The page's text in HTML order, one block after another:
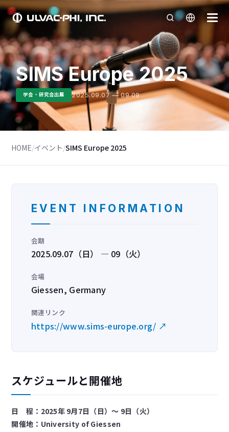
SIMS Europe 2025
学会・研究会出展 2025.09.07 — 09.09
HOME/イベント/SIMS Europe 2025
EVENT INFORMATION
会期
2025.09.07（日） — 09（火）
会場
Giessen, Germany
関連リンク
https://www.sims-europe.org/ ↗
スケジュールと開催地
日 程：2025年 9月7日（日）～ 9日（火）
開催地：University of Giessen